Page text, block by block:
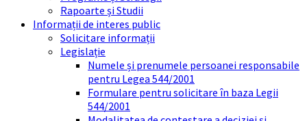
Rapoarte și Studii
Informații de interes public
Solicitare informații
Legislație
Numele și prenumele persoanei responsabile
pentru Legea 544/2001
Formulare pentru solicitare în baza Legii
544/2001